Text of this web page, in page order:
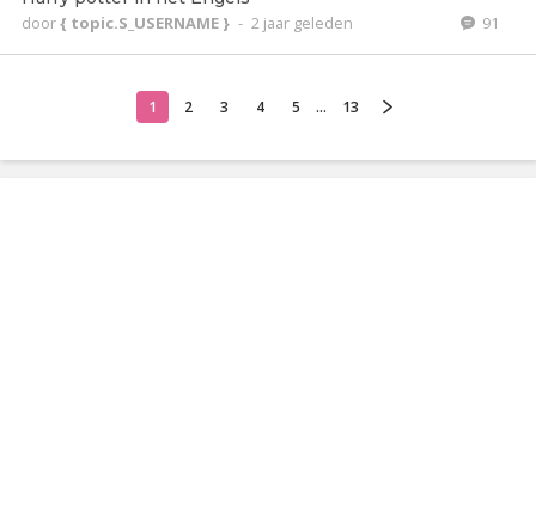
door{ topic.S_USERNAME } - 2 jaar geleden 91
1 2 3 4 5 ... 13